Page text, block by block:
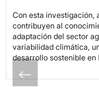
Con esta investigación,
contribuyen al
adaptación del sector
variabilidad climática,
desarrollo sostenible en